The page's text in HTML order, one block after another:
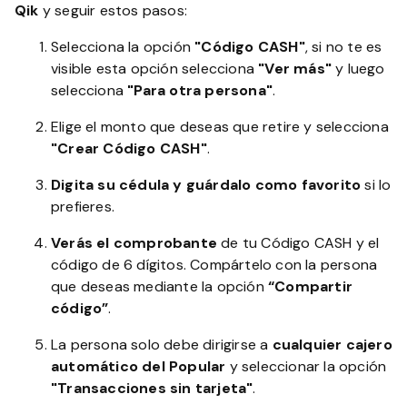
Qik y seguir estos pasos:
Selecciona la opción "Código CASH", si no te es
visible esta opción selecciona "Ver más"y luego
selecciona "Para otra persona".
Elige el monto que deseas que retire y selecciona
"Crear Código CASH".
Digita su cédula y guárdalo como favoritosi lo
prefieres.
Verás el comprobante de tu Código CASH y el
código de 6 dígitos. Compártelo con la persona
que deseas mediante la opción “Compartir
código”.
La persona solo debe dirigirse a cualquier cajero
automático del Popular y seleccionar la opción
"Transacciones sin tarjeta".